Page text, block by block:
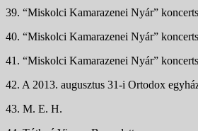
39. “Miskolci Kamarazenei Nyár”
40. “Miskolci Kamarazenei Nyár”
41. “Miskolci Kamarazenei Nyár”
42. A 2013. augusztus 31-i Ortodox
43. M. E. H.